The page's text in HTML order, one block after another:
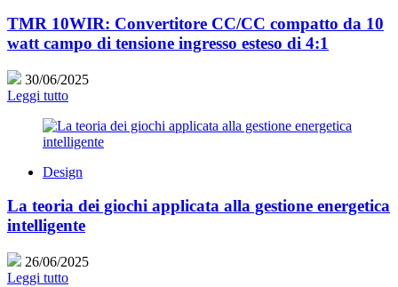
TMR 10WIR: Convertitore CC/CC compatto da 10
watt campo di tensione ingresso esteso di 4:1
30/06/2025
Leggi tutto
Design
La teoria dei giochi applicata alla gestione energetica
intelligente
26/06/2025
Leggi tutto